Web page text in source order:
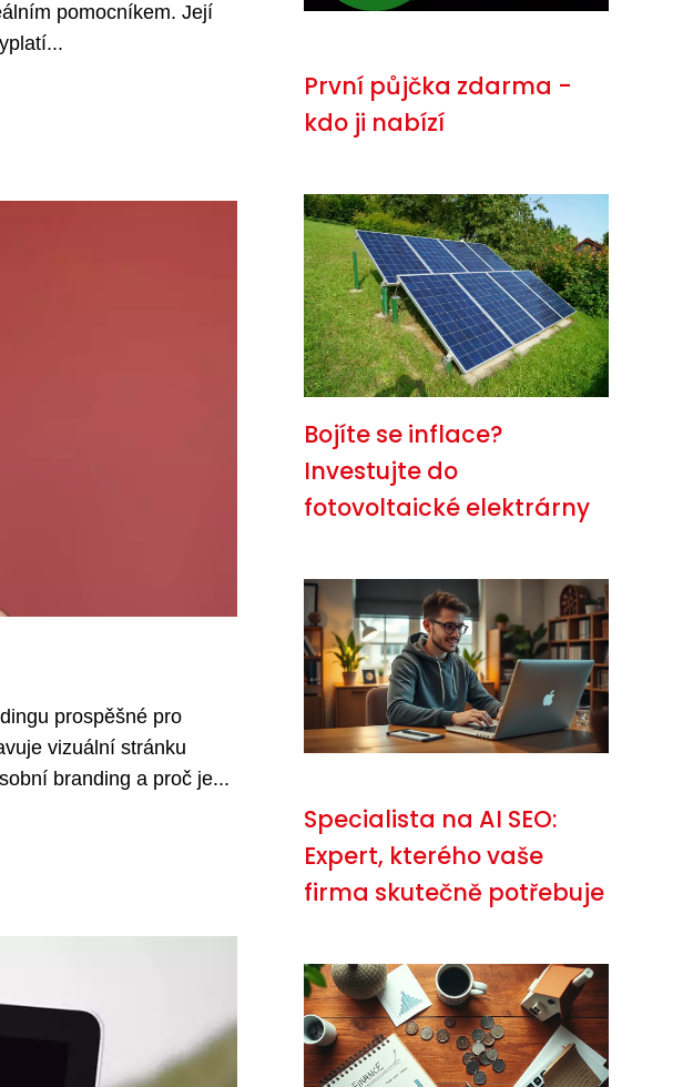
pomocníkem. Její
prospěšné pro
vizuální stránku
branding a proč je...
První půjčka zdarma -
kdo ji nabízí
Bojíte se inflace?
Investujte do
fotovoltaické elektrárny
Specialista na AI SEO:
Expert, kterého vaše
firma skutečně potřebuje